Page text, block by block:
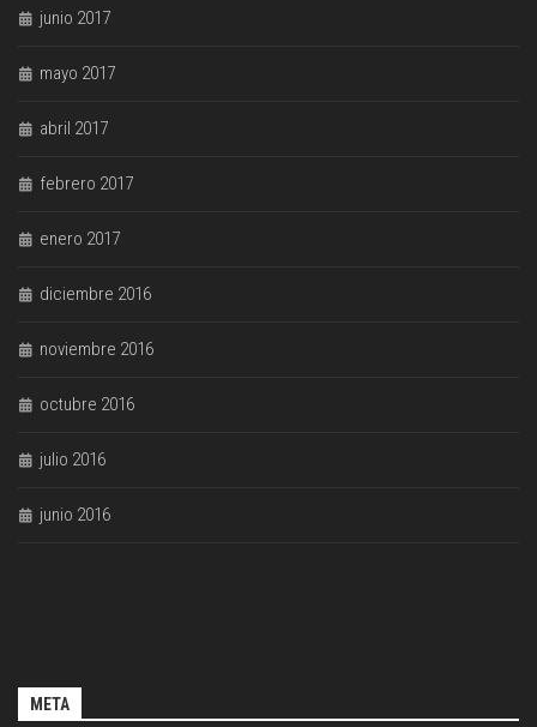
junio 2017
mayo 2017
abril 2017
febrero 2017
enero 2017
diciembre 2016
noviembre 2016
octubre 2016
julio 2016
junio 2016
META